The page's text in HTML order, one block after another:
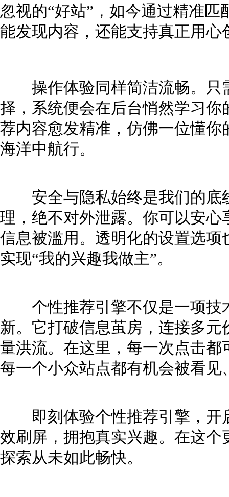
忽视的“好站”，如今通过精准
能发现内容，还能支持真正用心
操作体验同样简洁流畅。只
择，系统便会在后台悄然学习
荐内容愈发精准，仿佛一位懂
海洋中航行。
安全与隐私始终是我们的底
理，绝不对外泄露。你可以安
信息被滥用。透明化的设置选
实现“我的兴趣我做主”。
个性推荐引擎不仅是一项技
新。它打破信息茧房，连接多
量洪流。在这里，每一次点击
每一个小众站点都有机会被看见
即刻体验个性推荐引擎，开
效刷屏，拥抱真实兴趣。在这
探索从未如此畅快。